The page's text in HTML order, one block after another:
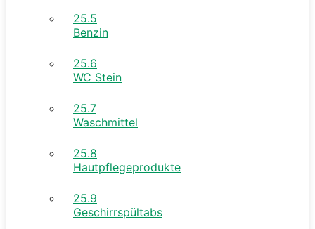
25.5
Benzin
25.6
WC Stein
25.7
Waschmittel
25.8
Hautpflegeprodukte
25.9
Geschirrspültabs